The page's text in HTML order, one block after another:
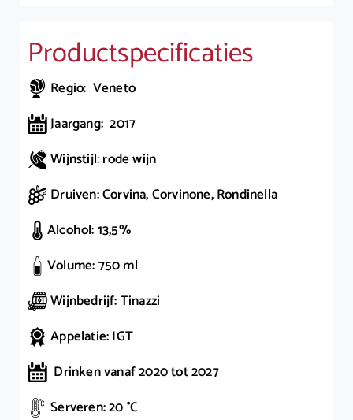
Productspecificaties
Regio: Veneto
Jaargang: 2017
Wijnstijl: rode wijn
Druiven: Corvina, Corvinone, Rondinella
Alcohol: 13,5%
Volume: 750 ml
Wijnbedrijf: Tinazzi
Appelatie: IGT
Drinken vanaf 2020 tot 2027
Serveren: 20 °C